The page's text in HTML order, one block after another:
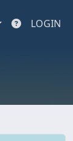
LOGIN